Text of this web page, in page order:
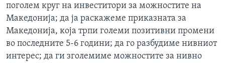
поголем круг на инвеститори за можностите на
Македонија; да ја раскажеме приказната за
Македонија, која трпи големи позитивни промени
во последните 5-6 години; да го разбудиме нивниот
интерес; да ги зголемиме можностите за нивно